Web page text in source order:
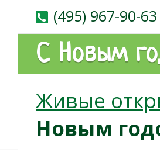
(495) 967-90-63
С Новым
Живые
Новым